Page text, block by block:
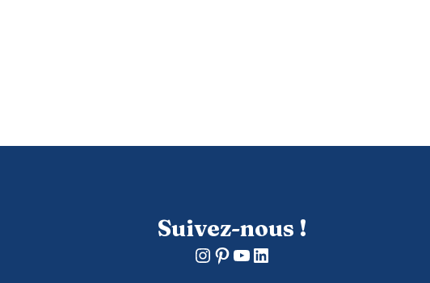
Suivez-nous !
Instagram
Pinterest
YouTube
LinkedIn